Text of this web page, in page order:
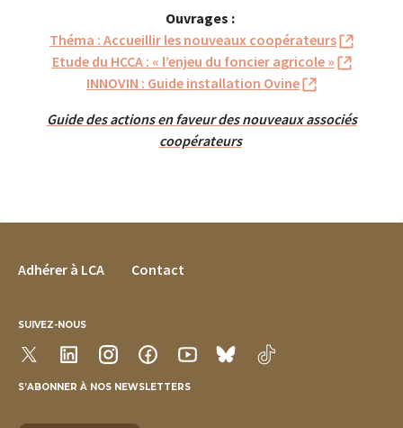
Ouvrages :
Théma : Accueillir les nouveaux coopérateurs
Etude du HCCA : « l’enjeu du foncier agricole »
INNOVIN : Guide installation Ovine
Guide des actions en faveur des nouveaux associés
coopérateurs
FOOTER MENU
Adhérer à LCA Contact
SUIVEZ-NOUS
S’ABONNER À NOS NEWSLETTERS